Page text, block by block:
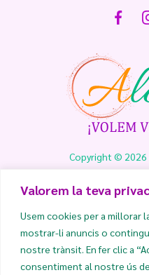
Valorem la teva
Usem cookies per a millorar
mostrar-li anuncis o
nostre trànsit. En fer clic a
consentiment al nostre ús
Copyright © 2026
635 90 05 35